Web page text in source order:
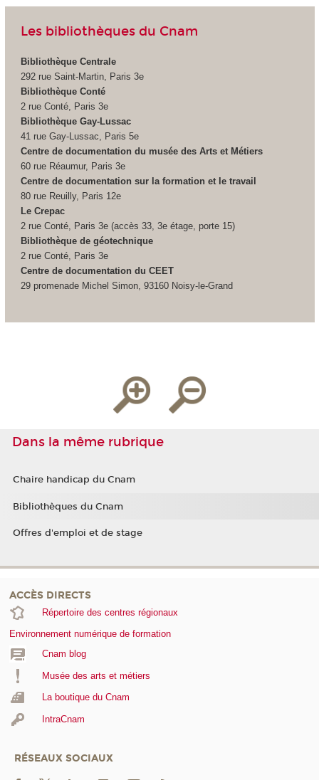
Les bibliothèques du Cnam
Bibliothèque Centrale
292 rue Saint-Martin, Paris 3e
Bibliothèque Conté
2 rue Conté, Paris 3e
Bibliothèque Gay-Lussac
41 rue Gay-Lussac, Paris 5e
Centre de documentation du musée des Arts et Métiers
60 rue Réaumur, Paris 3e
Centre de documentation sur la formation et le travail
80 rue Reuilly, Paris 12e
Le Crepac
2 rue Conté, Paris 3e (accès 33, 3e étage, porte 15)
Bibliothèque de géotechnique
2 rue Conté, Paris 3e
Centre de documentation du CEET
29 promenade Michel Simon, 93160 Noisy-le-Grand
Dans la même rubrique
Chaire handicap du Cnam
Bibliothèques du Cnam
Offres d'emploi et de stage
ACCÈS DIRECTS
Répertoire des centres régionaux
Environnement numérique de formation
Cnam blog
Musée des arts et métiers
La boutique du Cnam
IntraCnam
RÉSEAUX SOCIAUX